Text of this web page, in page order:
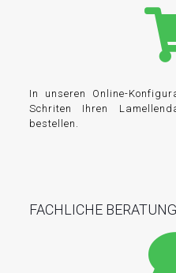
In unseren Online-
Schriten Ihren
bestellen.
FACHLICHE BERATUNG